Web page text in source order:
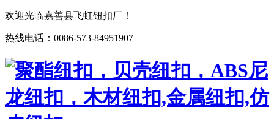
欢迎光临嘉善县飞虹钮扣厂！
热线电话：0086-573-84951907